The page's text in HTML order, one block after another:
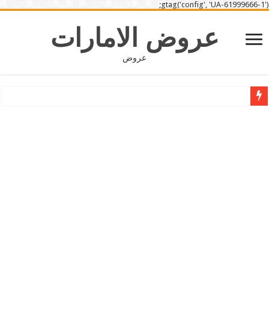
gtag('config', 'UA-61999666-1');
عروض الامارات
عروض